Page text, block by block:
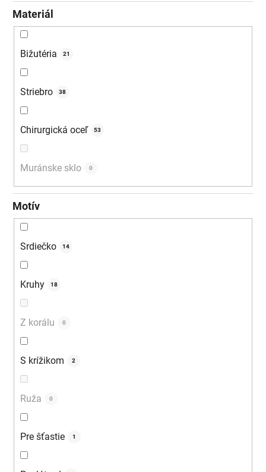
Materiál
Bižutéria 21
Striebro 38
Chirurgická oceľ 53
Muránske sklo 0
Motív
Srdiečko 14
Kruhy 18
Z korálu 0
S krížikom 2
Ruža 0
Pre šťastie 1